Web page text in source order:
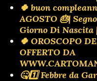
🍀 buon
AGOSTO 🎂|
Giorno Di Nascita
🍀 OROSCOPO
OFFERTO DA
🤒1️⃣ Febbre da